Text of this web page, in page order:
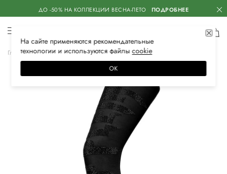
ДО -50% НА КОЛЛЕКЦИИ ВЕСНА-ЛЕТО ПОДРОБНЕЕ
Главная Женская Нижнее белье Колготки и чулки
На сайте применяются рекомендательные
технологии и используются файлысооkiе
ОК